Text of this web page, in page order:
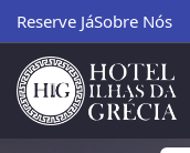
Reserve JáSobre Nós